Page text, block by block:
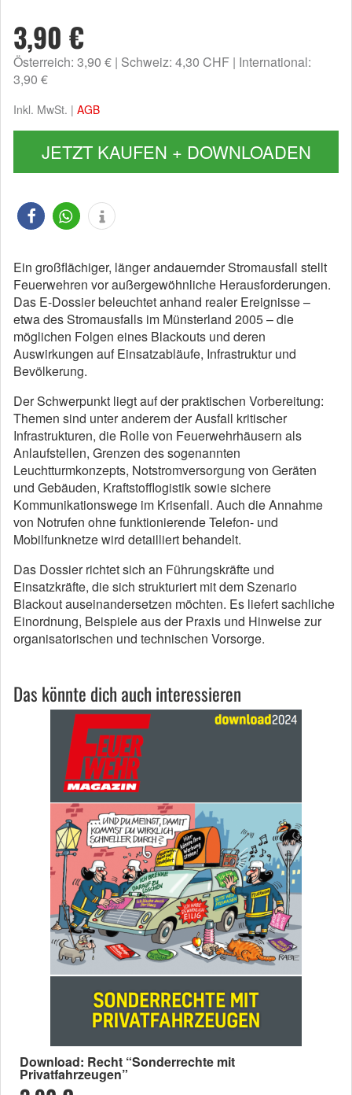
3,90 €
Österreich: 3,90 € Schweiz: 4,30 CHF International:
3,90 €
Inkl. MwSt. | AGB
JETZT KAUFEN + DOWNLOADEN
Ein großflächiger, länger andauernder Stromausfall stellt
Feuerwehren vor außergewöhnliche Herausforderungen.
Das E-Dossier beleuchtet anhand realer Ereignisse –
etwa des Stromausfalls im Münsterland 2005 – die
möglichen Folgen eines Blackouts und deren
Auswirkungen auf Einsatzabläufe, Infrastruktur und
Bevölkerung.
Der Schwerpunkt liegt auf der praktischen Vorbereitung:
Themen sind unter anderem der Ausfall kritischer
Infrastrukturen, die Rolle von Feuerwehrhäusern als
Anlaufstellen, Grenzen des sogenannten
Leuchtturmkonzepts, Notstromversorgung von Geräten
und Gebäuden, Kraftstofflogistik sowie sichere
Kommunikationswege im Krisenfall. Auch die Annahme
von Notrufen ohne funktionierende Telefon- und
Mobilfunknetze wird detailliert behandelt.
Das Dossier richtet sich an Führungskräfte und
Einsatzkräfte, die sich strukturiert mit dem Szenario
Blackout auseinandersetzen möchten. Es liefert sachliche
Einordnung, Beispiele aus der Praxis und Hinweise zur
organisatorischen und technischen Vorsorge.
Das könnte dich auch interessieren
Download: Recht “Sonderrechte mit
Privatfahrzeugen”